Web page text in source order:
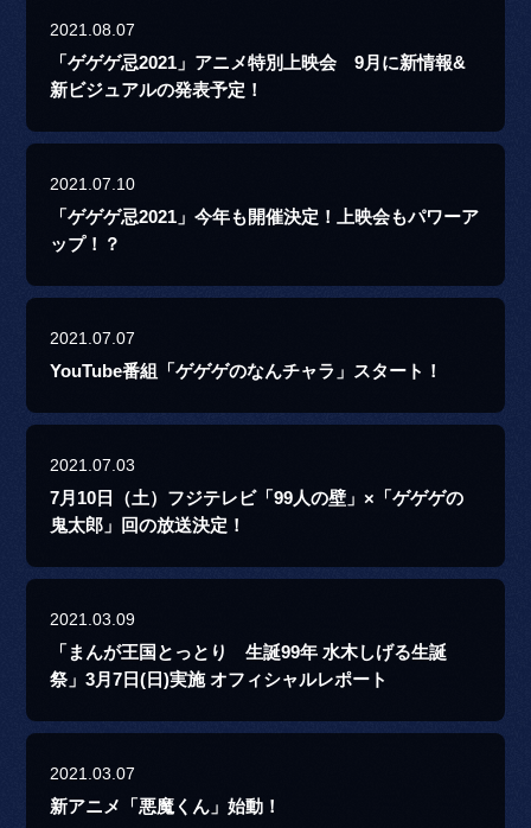
2021.08.07
「ゲゲゲ忌2021」アニメ特別上映会 9月に新情報&
新ビジュアルの発表予定！
2021.07.10
「ゲゲゲ忌2021」今年も開催決定！上映会もパワーア
ップ！？
2021.07.07
YouTube番組「ゲゲゲのなんチャラ」スタート！
2021.07.03
7月10日（土）フジテレビ「99人の壁」×「ゲゲゲの
鬼太郎」回の放送決定！
2021.03.09
「まんが王国とっとり 生誕99年 水木しげる生誕
祭」3月7日(日)実施 オフィシャルレポート
2021.03.07
新アニメ「悪魔くん」始動！